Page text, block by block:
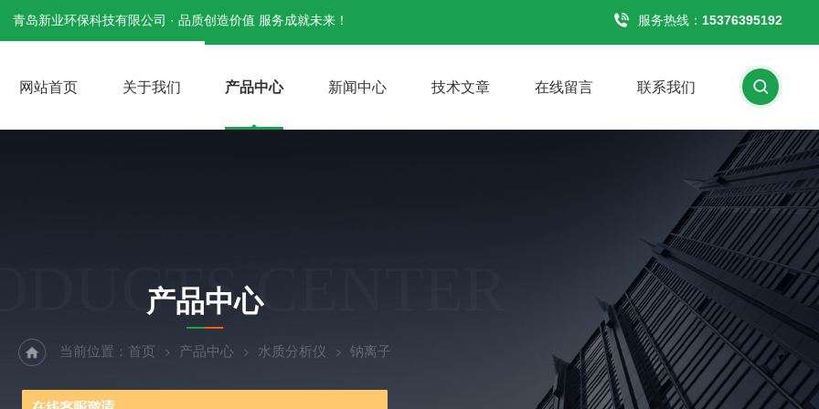
青岛新业环保科技有限公司 · 品质创造价值 服务成就未来！ 服务热线： 15376395192
网站首页 关于我们 产品中心 新闻中心 技术文章 在线留言 联系我们
CENTER
产品中心
当前位置： 首页 产品中心 水质分析仪 钠离子